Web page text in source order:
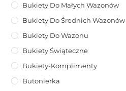
Bukiety Do Małych Wazonów
Bukiety Do Średnich Wazonów
Bukiety Do Wazonu
Bukiety Świąteczne
Bukiety-Komplimenty
Butonierka